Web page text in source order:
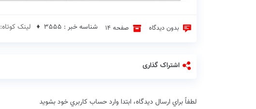
بدون دیدگاه صفحه 14 شناسه خبر : 3555 ♦ لینک کوتاه:
اشتراک گذاری
لطفاً براي ارسال دیدگاه، ابتدا وارد حساب كاربري خود بشويد